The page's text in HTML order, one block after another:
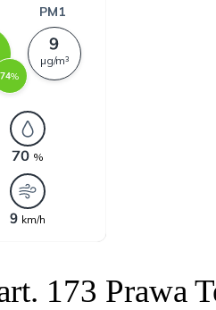
173 Prawa